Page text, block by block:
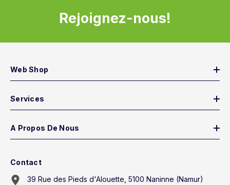
Rejoignez-nous!
Web Shop
Services
A Propos De Nous
Contact
39 Rue des Pieds d'Alouette, 5100 Naninne (Namur)